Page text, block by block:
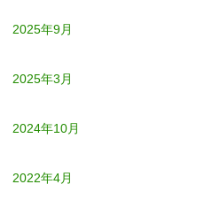
2025年9月
2025年3月
2024年10月
2022年4月